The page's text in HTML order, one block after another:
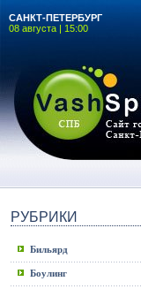
САНКТ-ПЕТЕРБУРГ
08 августа | 15:00
РУБРИКИ
Бильярд
Боулинг